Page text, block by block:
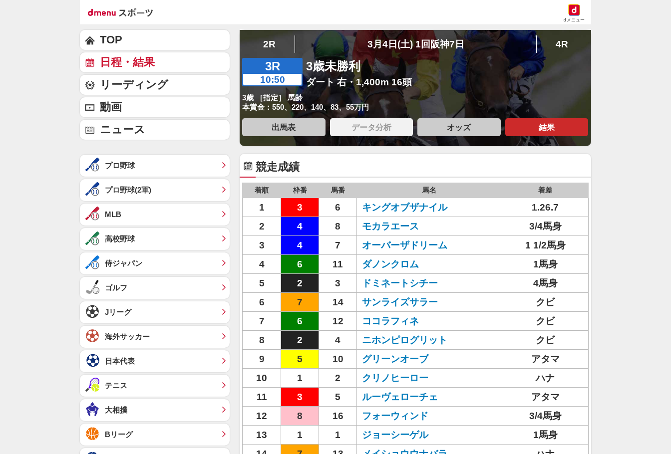
dメニュー
2R 3月4日(土) 1回阪神7日 4R
3R
10:50
3歳未勝利
ダート 右・1,400m 16頭
3歳 ［指定］ 馬齢
本賞金：550、220、140、83、55万円
出馬表 データ分析 オッズ 結果
競走成績
着順 枠番 馬番 馬名 着差
1 3 6 キングオブザナイル
1.26.7
2
4 8 モカラエース
3/4馬身
3
4 7 オーバーザドリーム
1 1/2馬身
4
6 11 ダノンクロム
1馬身
5
2 3 ドミネートシチー
4馬身
6
7 14 サンライズサラー
クビ
7
6 12 ココラフィネ
クビ
8
2 4 ニホンピログリット
クビ
9
5 10 グリーンオーブ
アタマ
10
1 2 クリノヒーロー
ハナ
11
3 5 ルーヴェローチェ
アタマ
12
8 16 フォーウィンド
3/4馬身
13
1 1 ジョーシーゲル
1馬身
TOP
日程・結果
リーディング
動画
ニュース
プロ野球
プロ野球(2軍)
MLB
高校野球
侍ジャパン
ゴルフ
Jリーグ
海外サッカー
日本代表
テニス
大相撲
Bリーグ